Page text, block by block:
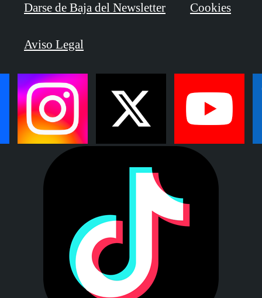
Darse de Baja del Newsletter Cookies
Aviso Legal